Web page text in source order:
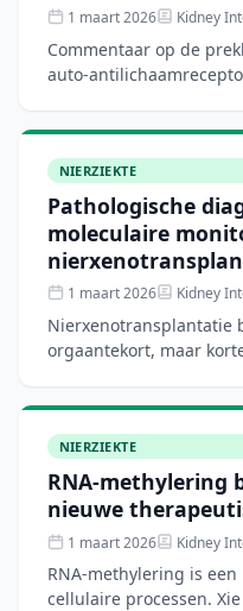
1 maart 2026 Kidney
Commentaar op de
auto-
NIERZIEKTE
Pathologische
moleculaire
1 maart 2026 Kidney
Nierxenotransplantatie
orgaantekort, maar
NIERZIEKTE
RNA-methylering
nieuwe
1 maart 2026 Kidney
RNA-methylering is
cellulaire processen.